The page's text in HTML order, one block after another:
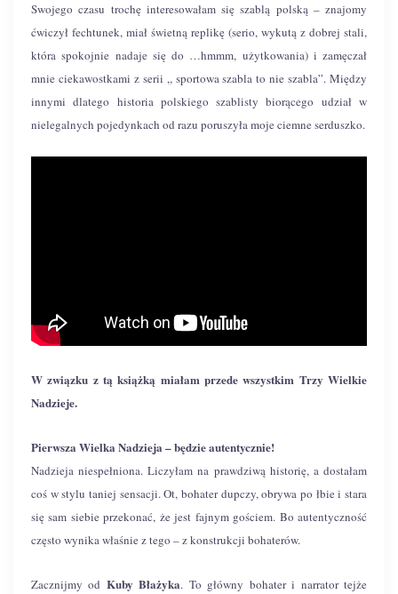
Swojego czasu trochę interesowałam się szablą polską – znajomy
ćwiczył fechtunek, miał świetną replikę (serio, wykutą z dobrej stali,
która spokojnie nadaje się do …hmmm, użytkowania) i zamęczał
mnie ciekawostkami z serii ,, sportowa szabla to nie szabla”. Między
innymi dlatego historia polskiego szablisty biorącego udział w
nielegalnych pojedynkach od razu poruszyła moje ciemne serduszko.
W związku z tą książką miałam przede wszystkim Trzy Wielkie
Nadzieje.
Pierwsza Wielka Nadzieja – będzie autentycznie!
Nadzieja niespełniona. Liczyłam na prawdziwą historię, a dostałam
coś w stylu taniej sensacji. Ot, bohater dupczy, obrywa po łbie i stara
się sam siebie przekonać, że jest fajnym gościem. Bo autentyczność
często wynika właśnie z tego – z konstrukcji bohaterów.
Zacznijmy od Kuby Błażyka. To główny bohater i narrator tejże